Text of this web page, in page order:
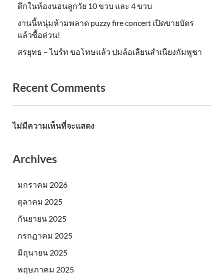
ดึกในห้องนอนลูกวัย 10 ขวบ และ 4 ขวบ
งานนี้หนุ่มห้ามพลาด puzzy fire concert เปิดขายบัตร
แล้วซื้อด่วน!
สรยุทธ – ไบร์ท ขอโทษแล้ว ปมล้อเลียนสำเนียงกัมพูชา
Recent Comments
ไม่มีความเห็นที่จะแสดง
Archives
มกราคม 2026
ตุลาคม 2025
กันยายน 2025
กรกฎาคม 2025
มิถุนายน 2025
พฤษภาคม 2025